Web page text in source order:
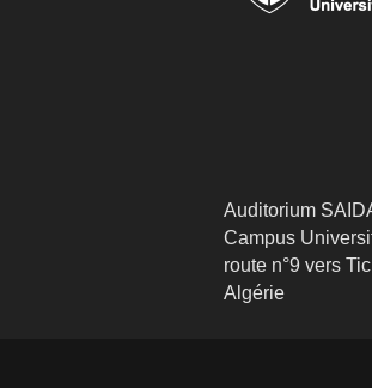
Auditorium
Campus
route n°9 vers
Algérie